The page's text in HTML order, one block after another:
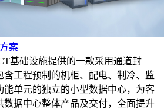
案
基础设施提供的一款采用通道封
含工程预制的机柜、配电、制冷、监
能单元的独立的小型数据中心，为客
数据中心整体产品及交付，全面提升